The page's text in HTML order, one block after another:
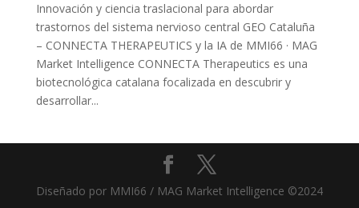
Innovación y ciencia traslacional para abordar
trastornos del sistema nervioso central GEO Cataluña
– CONNECTA THERAPEUTICS y la IA de MMI66 · MAG
Market Intelligence CONNECTA Therapeutics es una
biotecnológica catalana focalizada en descubrir y
desarrollar...
Diseñado por MMI66 / MAG Market Intelligence ©2024